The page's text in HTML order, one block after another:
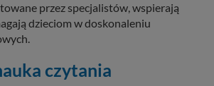
przez specjalistów, wspierają
dzieciom w doskonaleniu
czytania